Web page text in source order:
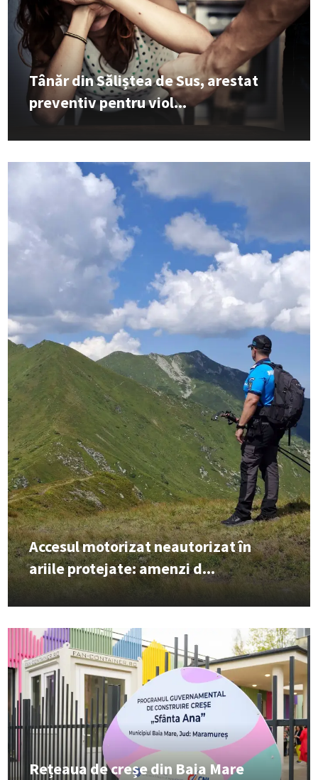
Tânăr din Săliștea de Sus, arestat
preventiv pentru viol...
Accesul motorizat neautorizat în
ariile protejate: amenzi d...
Rețeaua de creșe din Baia Mare